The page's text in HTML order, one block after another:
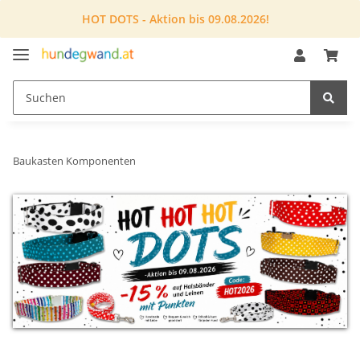
HOT DOTS - Aktion bis 09.08.2026!
Baukasten Komponenten